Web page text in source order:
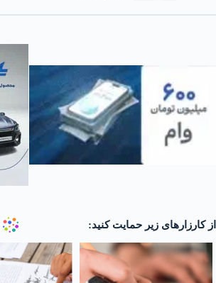
از کارزارهای زیر حمایت کنید: